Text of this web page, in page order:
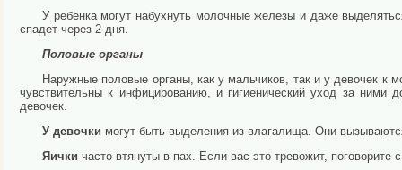
У ребенка могут набухнуть молочные железы и даже
спадет через 2 дня.
Половые органы
Наружные половые органы, как у мальчиков, так и у девочек
чувствительны к инфицированию, и гигиенический уход за
девочек.
У девочки могут быть выделения из влагалища. Они
Яички часто втянуты в пах. Если вас это тревожит, поговорите